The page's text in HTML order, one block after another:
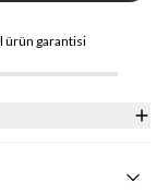
ürün garantisi